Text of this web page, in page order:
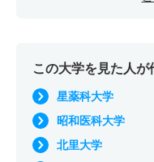
この大学を見た人
星薬科大学
昭和医科大学
北里大学